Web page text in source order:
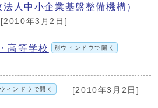
人中小企業基盤整備機構）
[2010年3月2日]
高等学校 別ウィンドウで開く
ィンドウで開く [2010年3月2日]